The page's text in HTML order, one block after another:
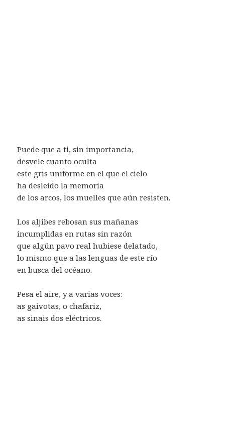
Puede que a ti, sin importancia,
desvele cuanto oculta
este gris uniforme en el que el cielo
ha desleído la memoria
de los arcos, los muelles que aún resisten.
Los aljibes rebosan sus mañanas
incumplidas en rutas sin razón
que algún pavo real hubiese delatado,
lo mismo que a las lenguas de este río
en busca del océano.
Pesa el aire, y a varias voces:
as gaivotas, o chafariz,
as sinais dos eléctricos.